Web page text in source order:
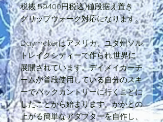
税抜 59400円税込)値段据え置き
グリップウォーク対応になります。
Daymakerはアメリカ、ユタ州ソル
トレイクシティーで作られ,世界に
展開されています。デイメイカーチ
ームが普段使用している自分のスキ
ーでバックカントリーに行くことに
したことから始まります。かかとの
上がる簡単なアダプターを自作し、